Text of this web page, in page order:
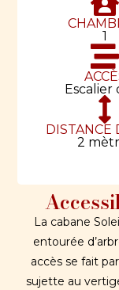
La cabane
entourée
accès se fait
sujette au
1
Escalier
DISTANCE
2